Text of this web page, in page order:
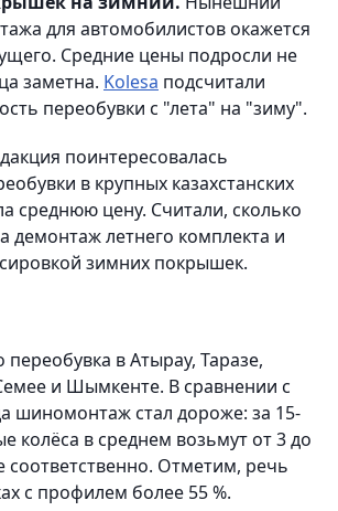
для автомобилистов окажется
Средние цены подросли не
заметна. Kolesa подсчитали
переобувки с "лета" на "зиму".
поинтересовалась
в крупных казахстанских
среднюю цену. Считали, сколько
демонтаж летнего комплекта и
зимних покрышек.
переобувка в Атырау, Таразе,
и Шымкенте. В сравнении с
шиномонтаж стал дороже: за 15-
колёса в среднем возьмут от 3 до
соответственно. Отметим, речь
с профилем более 55 %.